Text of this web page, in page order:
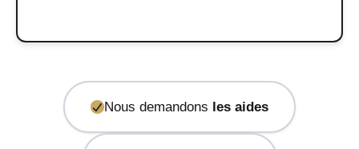
Nous demandons les aides